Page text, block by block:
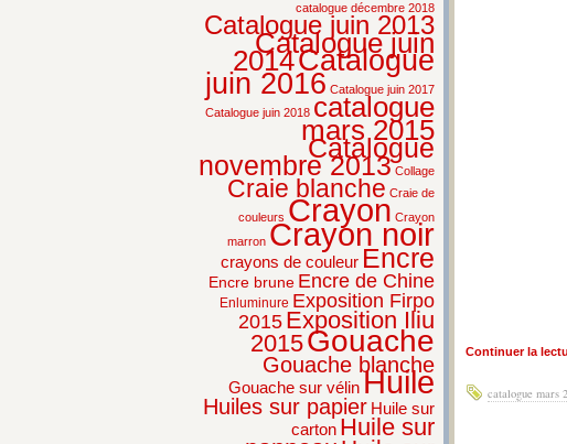
catalogue décembre 2018
Catalogue juin 2013
Catalogue juin
2014Catalogue
juin 2016 Catalogue juin 2017
Catalogue juin 2018 catalogue
mars 2015
Catalogue
novembre 2013 Collage
Craie blanche Craie de
couleurs Crayon Crayon
marron Crayon noir
crayons de couleur Encre
Encre brune Encre de Chine
Enluminure Exposition Firpo
2015 Exposition Iliu
2015Gouache
Gouache blanche
Gouache sur vélinHuile
Huiles sur papier Huile sur
carton Huile sur
Continuer la
catalogue mars